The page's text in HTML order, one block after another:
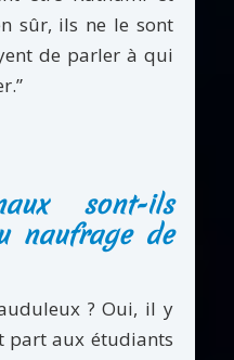
sûr, ils ne le sont
de parler à qui
sont-ils
naufrage de
? Oui, il y
part aux étudiants